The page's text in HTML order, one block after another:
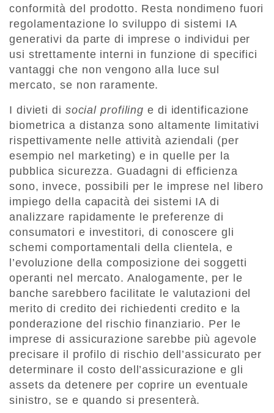
conformità del prodotto. Resta nondimeno fuori
regolamentazione lo sviluppo di sistemi IA
generativi da parte di imprese o individui per
usi strettamente interni in funzione di specifici
vantaggi che non vengono alla luce sul
mercato, se non raramente.
I divieti di social profiling e di identificazione
biometrica a distanza sono altamente limitativi
rispettivamente nelle attività aziendali (per
esempio nel marketing) e in quelle per la
pubblica sicurezza. Guadagni di efficienza
sono, invece, possibili per le imprese nel libero
impiego della capacità dei sistemi IA di
analizzare rapidamente le preferenze di
consumatori e investitori, di conoscere gli
schemi comportamentali della clientela, e
l’evoluzione della composizione dei soggetti
operanti nel mercato. Analogamente, per le
banche sarebbero facilitate le valutazioni del
merito di credito dei richiedenti credito e la
ponderazione del rischio finanziario. Per le
imprese di assicurazione sarebbe più agevole
precisare il profilo di rischio dell’assicurato per
determinare il costo dell’assicurazione e gli
assets da detenere per coprire un eventuale
sinistro, se e quando si presenterà.